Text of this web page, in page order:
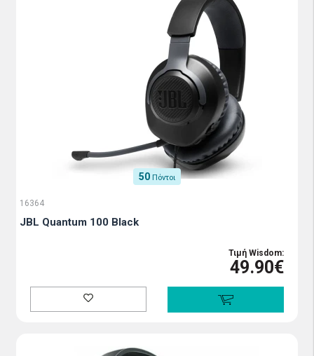
50 Πόντοι
16364
JBL Quantum 100 Black
Τιμή Wisdom:
49.90€